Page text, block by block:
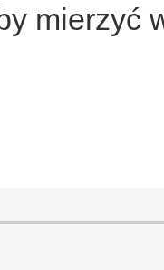
mierzyć